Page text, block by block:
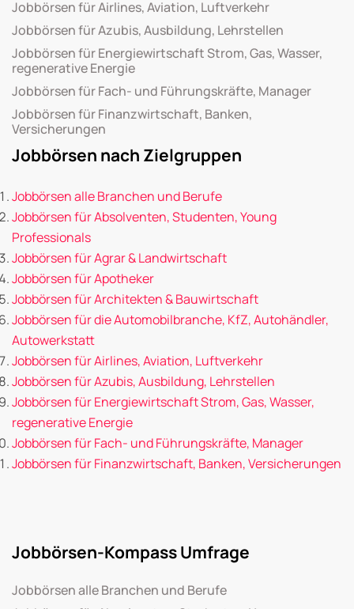
Jobbörsen für Airlines, Aviation, Luftverkehr
Jobbörsen für Azubis, Ausbildung, Lehrstellen
Jobbörsen für Energiewirtschaft Strom, Gas, Wasser,
regenerative Energie
Jobbörsen für Fach- und Führungskräfte, Manager
Jobbörsen für Finanzwirtschaft, Banken,
Versicherungen
Jobbörsen nach Zielgruppen
Jobbörsen alle Branchen und Berufe
Jobbörsen für Absolventen, Studenten, Young
Professionals
Jobbörsen für Agrar & Landwirtschaft
Jobbörsen für Apotheker
Jobbörsen für Architekten & Bauwirtschaft
Jobbörsen für die Automobilbranche, KfZ, Autohändler,
Autowerkstatt
Jobbörsen für Airlines, Aviation, Luftverkehr
Jobbörsen für Azubis, Ausbildung, Lehrstellen
Jobbörsen für Energiewirtschaft Strom, Gas, Wasser,
regenerative Energie
Jobbörsen für Fach- und Führungskräfte, Manager
Jobbörsen für Finanzwirtschaft, Banken, Versicherungen
Jobbörsen-Kompass Umfrage
Jobbörsen alle Branchen und Berufe